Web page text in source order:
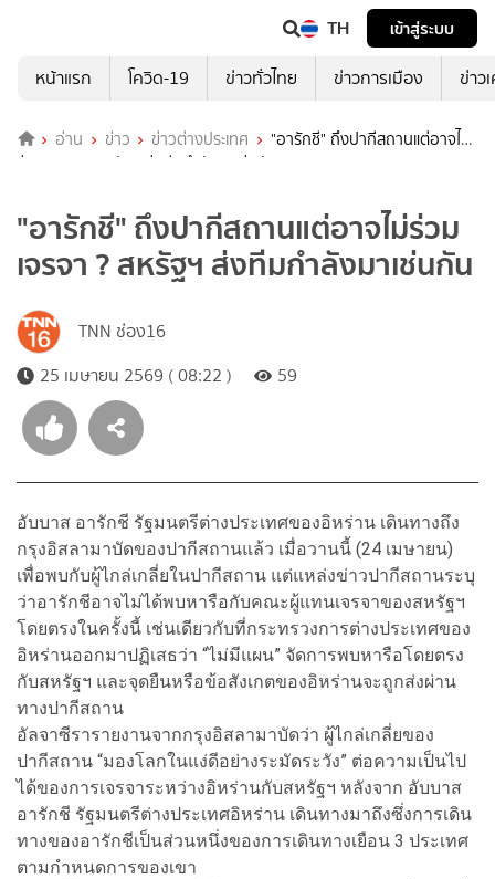
TH
เข้าสู่ระบบ
หน้าแรก
โควิด-19 ข่าวทั่วไทย ข่าวการเมือง ข่าว
อ่าน ข่าว ข่าวต่างประเทศ
"อารักชี" ถึงปากีสถานแต่อาจไม่
ร่วมเจรจา ? สหรัฐฯ ส่งทีมกำลังมาเช่นกัน
"อารักชี" ถึงปากีสถานแต่อาจไม่ร่วม
เจรจา ? สหรัฐฯ ส่งทีมกำลังมาเช่นกัน
TNN ช่อง16
25 เมษายน 2569 ( 08:22 )
59
อับบาส อารักชี รัฐมนตรีต่างประเทศของอิหร่าน เดินทางถึง
กรุงอิสลามาบัดของปากีสถานแล้ว เมื่อวานนี้ (24 เมษายน)
เพื่อพบกับผู้ไกล่เกลี่ยในปากีสถาน แต่แหล่งข่าวปากีสถานระบุ
ว่าอารักชีอาจไม่ได้พบหารือกับคณะผู้แทนเจรจาของสหรัฐฯ
โดยตรงในครั้งนี้ เช่นเดียวกับที่กระทรวงการต่างประเทศของ
อิหร่านออกมาปฏิเสธว่า “ไม่มีแผน” จัดการพบหารือโดยตรง
กับสหรัฐฯ และจุดยืนหรือข้อสังเกตของอิหร่านจะถูกส่งผ่าน
ทางปากีสถาน
อัลจาซีรารายงานจากกรุงอิสลามาบัดว่า ผู้ไกล่เกลี่ยของ
ปากีสถาน “มองโลกในแง่ดีอย่างระมัดระวัง” ต่อความเป็นไป
ได้ของการเจรจาระหว่างอิหร่านกับสหรัฐฯ หลังจาก อับบาส
อารักชี รัฐมนตรีต่างประเทศอิหร่าน เดินทางมาถึงซึ่งการเดิน
ทางของอารักชีเป็นส่วนหนึ่งของการเดินทางเยือน 3 ประเทศ
ตามกำหนดการของเขา